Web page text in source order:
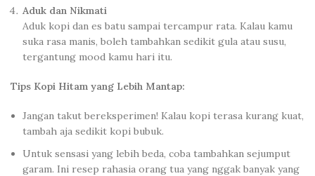
Aduk dan Nikmati
Aduk kopi dan es batu sampai tercampur rata. Kalau kamu
suka rasa manis, boleh tambahkan sedikit gula atau susu,
tergantung mood kamu hari itu.
Tips Kopi Hitam yang Lebih Mantap:
Jangan takut bereksperimen! Kalau kopi terasa kurang kuat,
tambah aja sedikit kopi bubuk.
Untuk sensasi yang lebih beda, coba tambahkan sejumput
garam. Ini resep rahasia orang tua yang nggak banyak yang